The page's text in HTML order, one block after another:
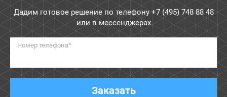
Дадим готовое решение по телефону +7 (495) 748 88 48
или в мессенджерах
Номер телефона*
Заказать